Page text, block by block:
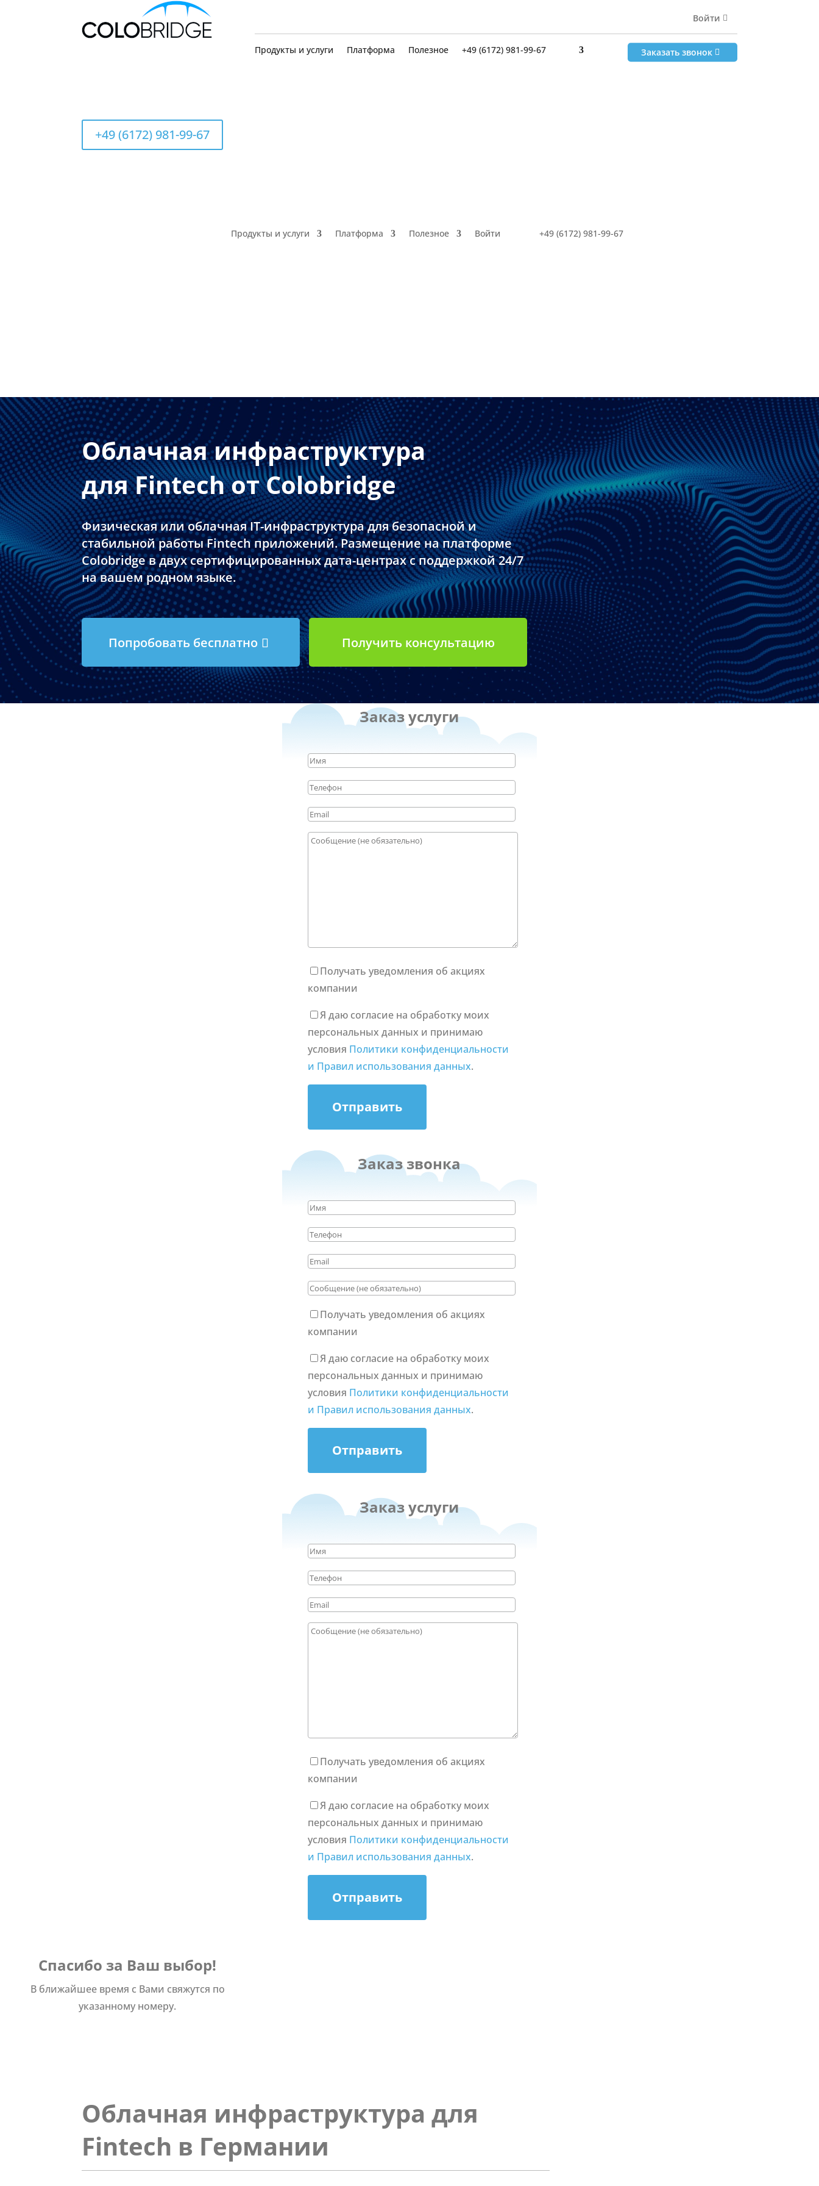
Войти
Продукты и услуги Платформа Полезное +49 (6172) 981-99-67 Заказать звонок
Заказать звонок
+49 (6172) 981-99-67
Продукты и услуги Платформа Полезное Войти +49 (6172) 981-99-67
Облачная инфраструктура
для Fintech от Colobridge
Физическая или облачная IT-инфраструктура для безопасной и
стабильной работы Fintech приложений. Размещение на платформе
Colobridge в двух сертифицированных дата-центрах с поддержкой 24/7
на вашем родном языке.
Попробовать бесплатно Получить консультацию
Заказ услуги
Получать уведомления об акциях
компании
Я даю согласие на обработку моих
персональных данных и принимаю
условия Политики конфиденциальности
и Правил использования данных.
Отправить
Заказ звонка
Получать уведомления об акциях
компании
Я даю согласие на обработку моих
персональных данных и принимаю
условия Политики конфиденциальности
и Правил использования данных.
Отправить
Заказ услуги
Получать уведомления об акциях
компании
Я даю согласие на обработку моих
персональных данных и принимаю
условия Политики конфиденциальности
и Правил использования данных.
Отправить
Спасибо за Ваш выбор!
В ближайшее время с Вами свяжутся по
указанному номеру.
Облачная инфраструктура для
Fintech в Германии